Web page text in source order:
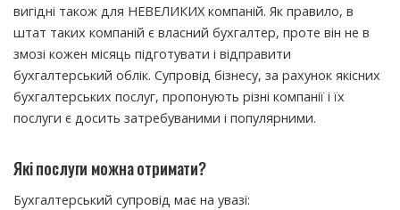
вигідні також для НЕВЕЛИКИХ компаній. Як правило, в
штат таких компаній є власний бухгалтер, проте він не в
змозі кожен місяць підготувати і відправити
бухгалтерський облік. Супровід бізнесу, за рахунок якісних
бухгалтерських послуг, пропонують різні компанії і їх
послуги є досить затребуваними і популярними.
Які послуги можна отримати?
Бухгалтерський супровід має на увазі: